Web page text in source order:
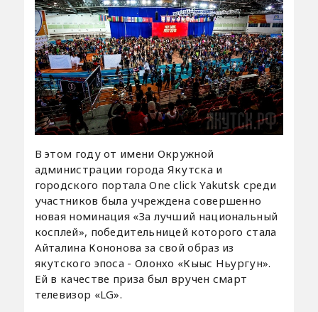
В этом году от имени Окружной
администрации города Якутска и
городского портала One click Yakutsk среди
участников была учреждена совершенно
новая номинация «За лучший национальный
косплей», победительницей которого стала
Айталина Кононова за свой образ из
якутского эпоса - Олонхо «Кыыс Ньургун».
Ей в качестве приза был вручен смарт
телевизор «LG».